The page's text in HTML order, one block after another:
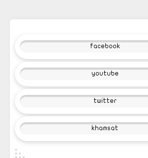
facebook
youtube
twitter
khamsat